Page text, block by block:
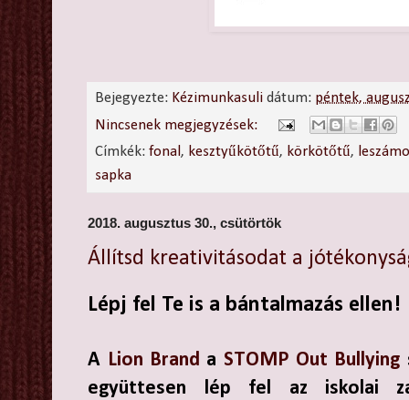
Bejegyezte: Kézimunkasuli dátum: péntek,
Nincsenek megjegyzések:
Címkék:fonal , kesztyűkötőtű, körkötőtű,
sapka
2018. augusztus 30., csütörtök
Állítsd kreativitásodat a
Lépj fel Te is a bántalmazás ellen!
A Lion Brand a STOMP Out Bullying
együttesen lép fel az iskolai